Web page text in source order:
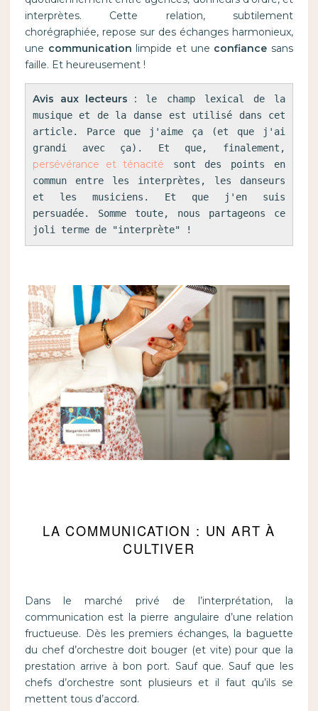
interprètes. Cette relation, subtilement
chorégraphiée, repose sur des échanges harmonieux,
une communication limpide et une confiance sans
faille. Et heureusement !
Avis aux lecteurs : le champ lexical de la
musique et de la danse est utilisé dans cet
article. Parce que j'aime ça (et que j'ai
persévérance et ténacité sont des points en
commun entre les interprètes, les danseurs
et les musiciens. Et que j'en suis
persuadée. Somme toute, nous partageons ce
joli terme de "interprète" !
LA COMMUNICATION : UN ART À
CULTIVER
Dans le marché privé de l’interprétation, la
communication est la pierre angulaire d’une relation
fructueuse. Dès les premiers échanges, la baguette
du chef d’orchestre doit bouger (et vite) pour que la
prestation arrive à bon port. Sauf que. Sauf que les
chefs d’orchestre sont plusieurs et il faut qu’ils se
mettent tous d’accord.